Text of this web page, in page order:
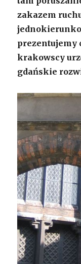
zakazem
prezentujemy
krakowscy
gdańskie